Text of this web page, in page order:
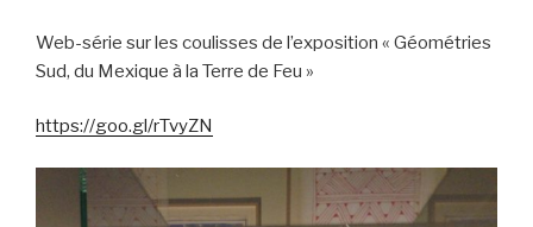
Web-série sur les coulisses de l’exposition « Géométries
Sud, du Mexique à la Terre de Feu »
https://goo.gl/rTvyZN